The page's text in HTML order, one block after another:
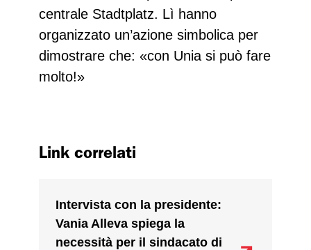
centrale Stadtplatz. Lì hanno
organizzato un’azione simbolica per
dimostrare che: «con Unia si può fare
molto!»
Link correlati
Intervista con la presidente:
Vania Alleva spiega la
necessità per il sindacato di